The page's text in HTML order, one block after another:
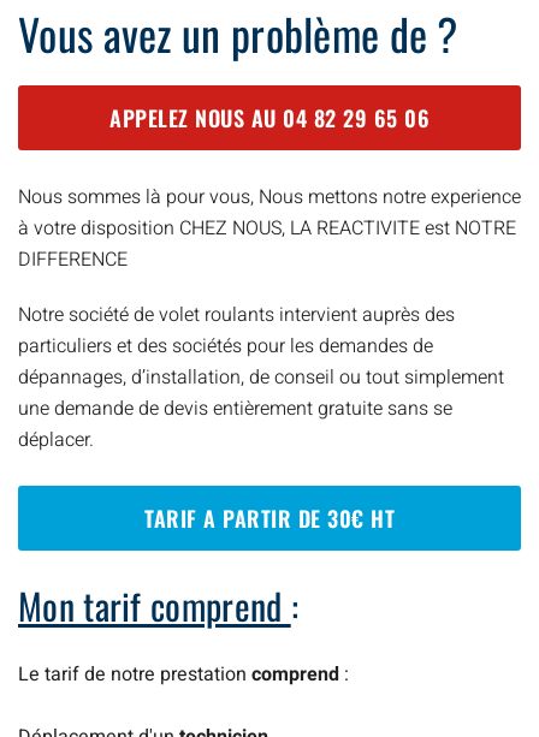
Vous avez un problème de ?
APPELEZ NOUS AU 04 82 29 65 06
Nous sommes là pour vous, Nous mettons notre experience
à votre disposition CHEZ NOUS, LA REACTIVITE est NOTRE
DIFFERENCE
Notre société de volet roulants intervient auprès des
particuliers et des sociétés pour les demandes de
dépannages, d’installation, de conseil ou tout simplement
une demande de devis entièrement gratuite sans se
déplacer.
TARIF A PARTIR DE 30€ HT
Mon tarif comprend :
Le tarif de notre prestation comprend :